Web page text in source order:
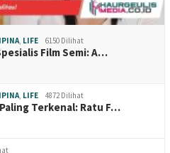
, LIFE 6150 Dilihat
Film Semi: A…
, LIFE 4872 Dilihat
Terkenal: Ratu F…